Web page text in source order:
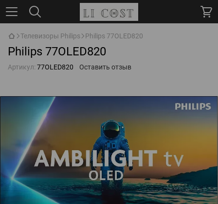
Телевизоры Philips Philips 77OLED820
Philips 77OLED820
Артикул: 77OLED820 Оставить отзыв